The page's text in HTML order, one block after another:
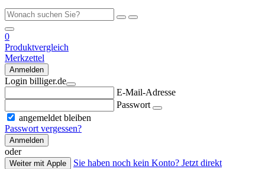
0
Produktvergleich
Merkzettel
Anmelden
Login billiger.de
E-Mail-Adresse
Passwort
angemeldet bleiben
Passwort vergessen?
Anmelden
oder
Weiter mit Apple
Sie haben noch kein Konto? Jetzt direkt